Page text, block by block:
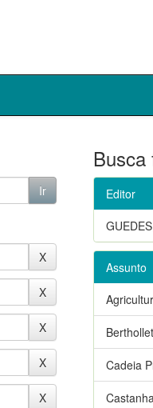
Busca
Editor
Assunto
Cadeia